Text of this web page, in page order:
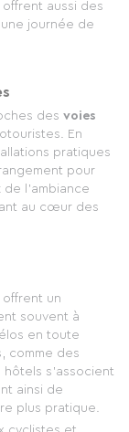
aussi des
journée de
des voies
En
pratiques
pour
de l'ambiance
au cœur des
offrent un
souvent à
en toute
comme des
hôtels s'associent
ainsi de
plus pratique.